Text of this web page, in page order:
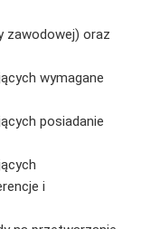
zawodowej) oraz
wymagane
posiadanie
i